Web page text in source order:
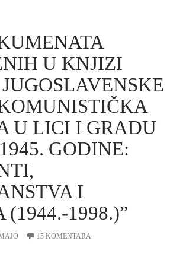
U KNJIZI
U LICI I GRADU
GODINE:
I
(1944.-1998.)”
15 KOMENTARA